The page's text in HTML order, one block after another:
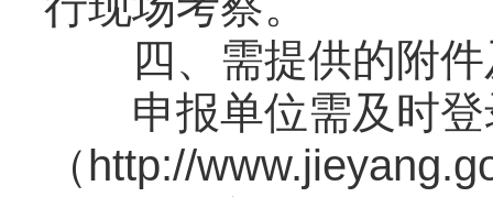
四、需提供的附件
申报单位需及时登
（http://